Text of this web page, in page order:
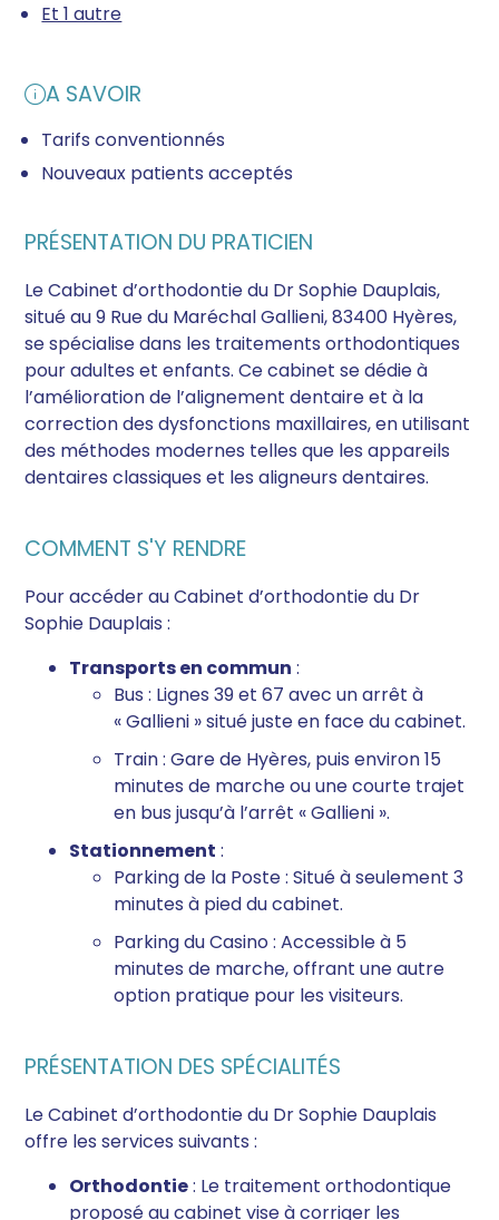
Et 1 autre
A SAVOIR
Tarifs conventionnés
Nouveaux patients acceptés
PRÉSENTATION DU PRATICIEN
Le Cabinet d’orthodontie du Dr Sophie Dauplais,
situé au 9 Rue du Maréchal Gallieni, 83400 Hyères,
se spécialise dans les traitements orthodontiques
pour adultes et enfants. Ce cabinet se dédie à
l’amélioration de l’alignement dentaire et à la
correction des dysfonctions maxillaires, en utilisant
des méthodes modernes telles que les appareils
dentaires classiques et les aligneurs dentaires.
COMMENT S'Y RENDRE
Pour accéder au Cabinet d’orthodontie du Dr
Sophie Dauplais :
Transports en commun :
Bus : Lignes 39 et 67 avec un arrêt à
« Gallieni » situé juste en face du cabinet.
Train : Gare de Hyères, puis environ 15
minutes de marche ou une courte trajet
en bus jusqu’à l’arrêt « Gallieni ».
Stationnement :
Parking de la Poste : Situé à seulement 3
minutes à pied du cabinet.
Parking du Casino : Accessible à 5
minutes de marche, offrant une autre
option pratique pour les visiteurs.
PRÉSENTATION DES SPÉCIALITÉS
Le Cabinet d’orthodontie du Dr Sophie Dauplais
offre les services suivants :
Orthodontie: Le traitement orthodontique
proposé au cabinet vise à corriger les